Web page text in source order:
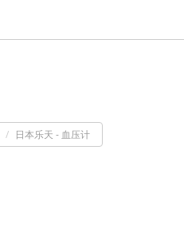
日本乐天 - 血压计